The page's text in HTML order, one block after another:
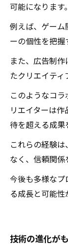
可能になります。
例えば、ゲー
ーの個性を把握
また、広告制
たクリエイティ
このようなコ
リエイターは
待を超える成果
これらの経験
なく、信頼関係
今後も多様な
る成長と可能性
技術の進化が